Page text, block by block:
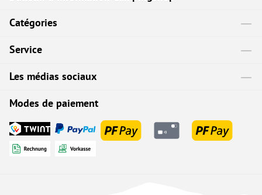
Catégories
Service
Les médias sociaux
Modes de paiement